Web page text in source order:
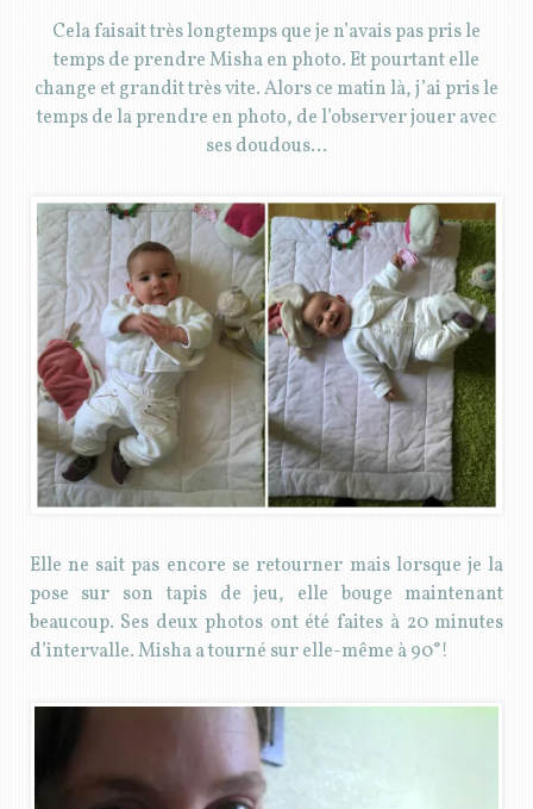
Cela faisait très longtemps que je n’avais pas pris le
temps de prendre Misha en photo. Et pourtant elle
change et grandit très vite. Alors ce matin là, j’ai pris le
temps de la prendre en photo, de l’observer jouer avec
ses doudous…
Elle ne sait pas encore se retourner mais lorsque je la
pose sur son tapis de jeu, elle bouge maintenant
beaucoup. Ses deux photos ont été faites à 20 minutes
d’intervalle. Misha a tourné sur elle-même à 90°!